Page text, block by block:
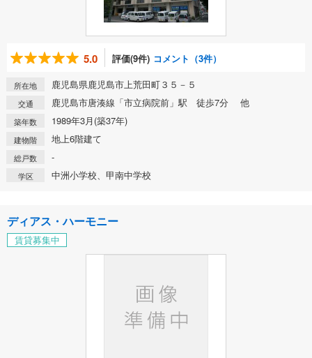
5.0 評価(9件) コメント（3件）
所在地 鹿児島県鹿児島市上荒田町３５－５
交通 鹿児島市唐湊線「市立病院前」駅 徒歩7分 他
築年数 1989年3月(築37年)
建物階 地上6階建て
総戸数 -
学区 中洲小学校、甲南中学校
ディアス・ハーモニー
賃貸募集中